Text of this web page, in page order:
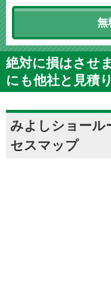
無
絶対に損はさせ
にも他社と見積
みよしショール
セスマップ